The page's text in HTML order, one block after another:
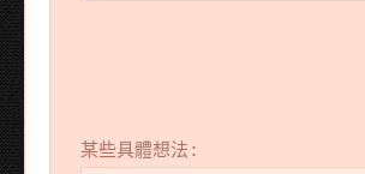
某些具體想法: